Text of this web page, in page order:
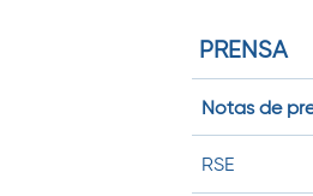
PRENSA
Notas de
RSE